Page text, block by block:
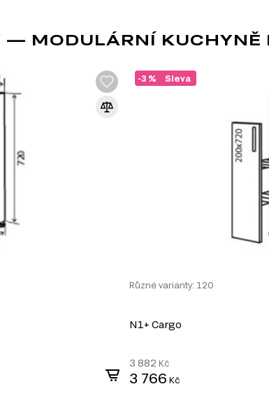
systému Modulární kuchyně RioLine
dokonalé kuchyně. K dispozici jsou různé
— MODULÁRNÍ KUCHYNĚ
Sleva
-3 %
Různé varianty: 120
N1+ Cargo
3 882 Kč
3 766 Kč